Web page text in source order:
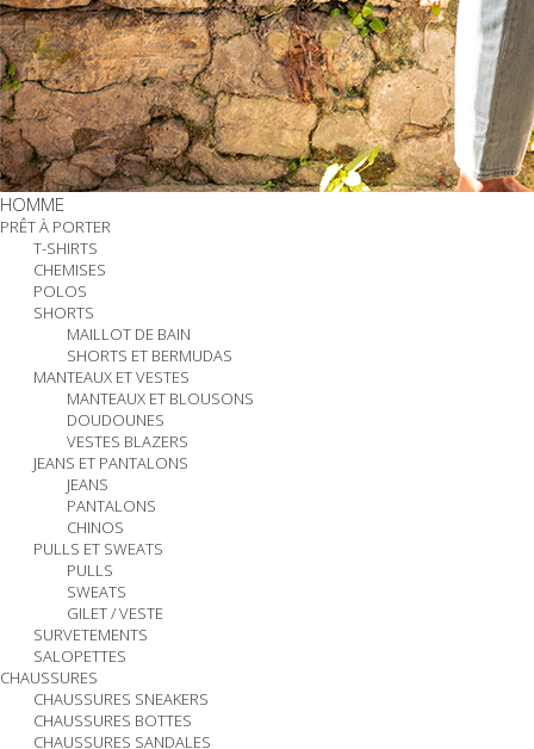
HOMME
PRÊT À PORTER
T-SHIRTS
CHEMISES
POLOS
SHORTS
MAILLOT DE BAIN
SHORTS ET BERMUDAS
MANTEAUX ET VESTES
MANTEAUX ET BLOUSONS
DOUDOUNES
VESTES BLAZERS
JEANS ET PANTALONS
JEANS
PANTALONS
CHINOS
PULLS ET SWEATS
PULLS
SWEATS
GILET / VESTE
SURVETEMENTS
SALOPETTES
CHAUSSURES
CHAUSSURES SNEAKERS
CHAUSSURES BOTTES
CHAUSSURES SANDALES